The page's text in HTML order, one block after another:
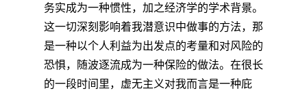
务实成为一种惯性，加之经济学的学术背景。
这一切深刻影响着我潜意识中做事的方法，那
是一种以个人利益为出发点的考量和对风险的
恐惧，随波逐流成为一种保险的做法。在很长
的一段时间里，虚无主义对我而言是一种庇